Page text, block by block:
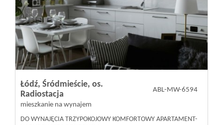
Łódź, Śródmieście, os.
Radiostacja
mieszkanie na wynajem
ABL-MW-6594
DO WYNAJĘCIA TRZYPOKOJOWY KOMFORTOWY APARTAMENT-